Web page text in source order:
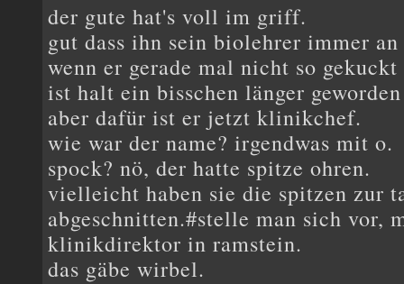
der gute hat's voll im griff.
gut dass ihn sein biolehrer immer
wenn er gerade mal nicht so
ist halt ein bisschen länger geworden
aber dafür ist er jetzt klinikchef.
wie war der name? irgendwas mit o.
spock? nö, der hatte spitze ohren.
vielleicht haben sie die spitzen zur
abgeschnitten.#stelle man sich vor,
klinikdirektor in ramstein.
das gäbe wirbel.